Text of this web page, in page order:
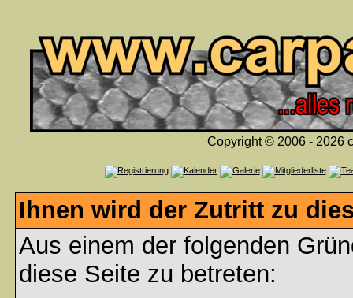
Copyright © 2006 - 2026
Ihnen wird der Zutritt zu
Aus einem der folgenden
diese Seite zu betreten: